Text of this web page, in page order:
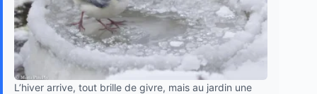
L’hiver arrive, tout brille de givre, mais au jardin une